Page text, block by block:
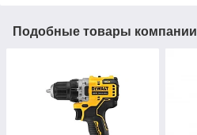
Подобные товары компании